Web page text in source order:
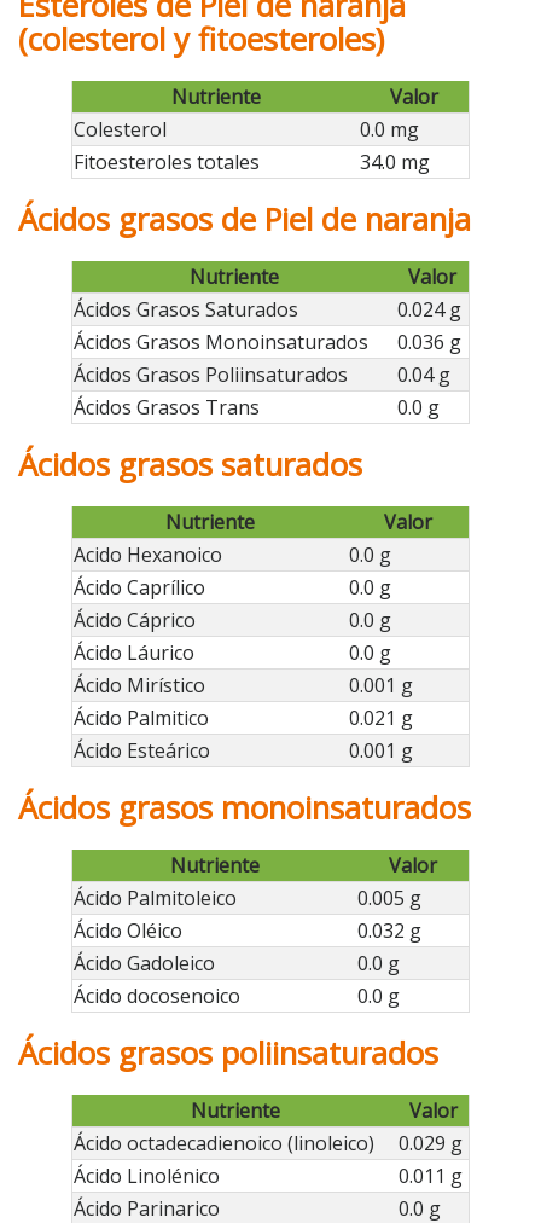
(colesterol y fitoesteroles)
Nutriente
Valor
Colesterol
0.0 mg
Fitoesteroles totales
34.0 mg
Ácidos grasos de Piel de naranja
Nutriente
Valor
Ácidos Grasos Saturados
0.024 g
Ácidos Grasos Monoinsaturados
0.036 g
Ácidos Grasos Poliinsaturados
0.04 g
Ácidos Grasos Trans
0.0 g
Ácidos grasos saturados
Nutriente
Valor
Acido Hexanoico
0.0 g
Ácido Caprílico
0.0 g
Ácido Cáprico
0.0 g
Ácido Láurico
0.0 g
Ácido Mirístico
0.001 g
Ácido Palmitico
0.021 g
Ácido Esteárico
0.001 g
Ácidos grasos monoinsaturados
Nutriente
Valor
Ácido Palmitoleico
0.005 g
Ácido Oléico
0.032 g
Ácido Gadoleico
0.0 g
Ácido docosenoico
0.0 g
Ácidos grasos poliinsaturados
Nutriente
Valor
Ácido octadecadienoico (linoleico)
0.029 g
Ácido Linolénico
0.011 g
Ácido Parinarico
0.0 g